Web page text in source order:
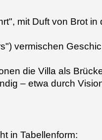
mit Duft von
vermischen
die Villa als
– etwa durch
in Tabellenform: